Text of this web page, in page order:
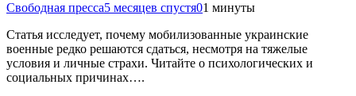
Свободная пресса5 месяцев спустя01 минуты
Статья исследует, почему мобилизованные украинские
военные редко решаются сдаться, несмотря на тяжелые
условия и личные страхи. Читайте о психологических и
социальных причинах….